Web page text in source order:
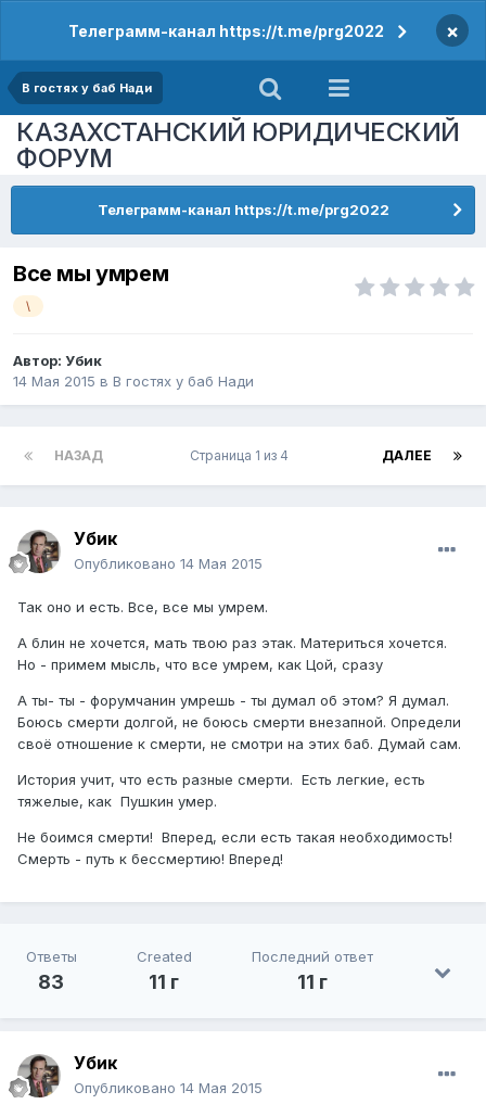
Телеграмм-канал https://t.me/prg2022 ×
В гостях у баб Нади
КАЗАХСТАНСКИЙ ЮРИДИЧЕСКИЙ
ФОРУМ
Телеграмм-канал https://t.me/prg2022
Все мы умрем
\
Автор: Убик
14 Мая 2015 в В гостях у баб Нади
НАЗАД ДАЛЕЕ
Страница 1 из 4
Убик
Опубликовано 14 Мая 2015
Так оно и есть. Все, все мы умрем.
А блин не хочется, мать твою раз этак. Материться хочется.
Но - примем мысль, что все умрем, как Цой, сразу
А ты- ты - форумчанин умрешь - ты думал об этом? Я думал.
Боюсь смерти долгой, не боюсь смерти внезапной. Определи
своё отношение к смерти, не смотри на этих баб. Думай сам.
История учит, что есть разные смерти. Есть легкие, есть
тяжелые, как Пушкин умер.
Не боимся смерти! Вперед, если есть такая необходимость!
Смерть - путь к бессмертию! Вперед!
Ответы
83
Created
11 г
Последний ответ
11 г
Убик
Опубликовано 14 Мая 2015